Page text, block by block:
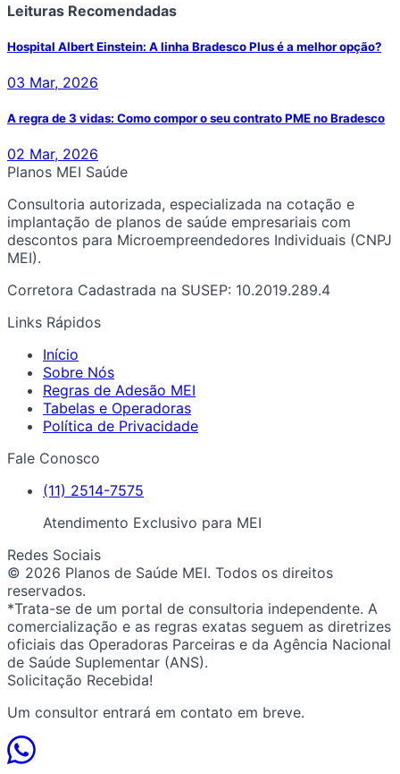
Leituras Recomendadas
Hospital Albert Einstein: A linha Bradesco Plus é a melhor opção?
03 Mar, 2026
A regra de 3 vidas: Como compor o seu contrato PME no Bradesco
02 Mar, 2026
Planos MEI Saúde
Consultoria autorizada, especializada na cotação e
implantação de planos de saúde empresariais com
descontos para Microempreendedores Individuais (CNPJ
MEI).
Corretora Cadastrada na SUSEP: 10.2019.289.4
Links Rápidos
Início
Sobre Nós
Regras de Adesão MEI
Tabelas e Operadoras
Política de Privacidade
Fale Conosco
(11) 2514-7575
Atendimento Exclusivo para MEI
Redes Sociais
© 2026 Planos de Saúde MEI. Todos os direitos
reservados.
*Trata-se de um portal de consultoria independente. A
comercialização e as regras exatas seguem as diretrizes
oficiais das Operadoras Parceiras e da Agência Nacional
de Saúde Suplementar (ANS).
Solicitação Recebida!
Um consultor entrará em contato em breve.